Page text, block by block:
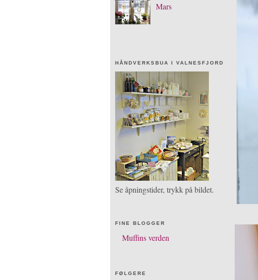
Mars
HÅNDVERKSBUA I VALNESFJORD
Se åpningstider, trykk på bildet.
FINE BLOGGER
Muffins verden
FØLGERE